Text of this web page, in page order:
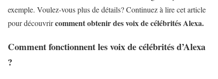
exemple. Voulez-vous plus de détails? Continuez à lire cet article
pour découvrircomment obtenir des voix de célébrités Alexa.
Comment fonctionnent les voix de célébrités d’Alexa
?